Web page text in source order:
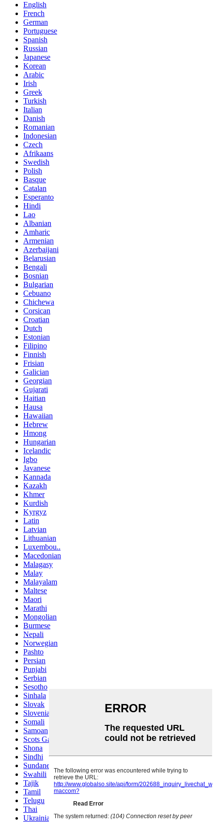
English
French
German
Portuguese
Spanish
Russian
Japanese
Korean
Arabic
Irish
Greek
Turkish
Italian
Danish
Romanian
Indonesian
Czech
Afrikaans
Swedish
Polish
Basque
Catalan
Esperanto
Hindi
Lao
Albanian
Amharic
Armenian
Azerbaijani
Belarusian
Bengali
Bosnian
Bulgarian
Cebuano
Chichewa
Corsican
Croatian
Dutch
Estonian
Filipino
Finnish
Frisian
Galician
Georgian
Gujarati
Haitian
Hausa
Hawaiian
Hebrew
Hmong
Hungarian
Icelandic
Igbo
Javanese
Kannada
Kazakh
Khmer
Kurdish
Kyrgyz
Latin
Latvian
Lithuanian
Luxembou..
Macedonian
Malagasy
Malay
Malayalam
Maltese
Maori
Marathi
Mongolian
Burmese
Nepali
Norwegian
Pashto
Persian
Punjabi
Serbian
Sesotho
Sinhala
Slovak
Slovenian
Somali
Samoan
Scots Gaelic
Shona
Sindhi
Sundanese
Swahili
Tajik
Tamil
Telugu
Thai
Ukrainian